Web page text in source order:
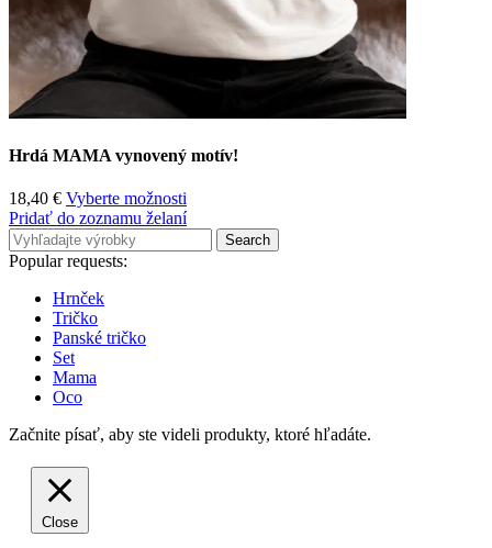
Hrdá MAMA vynovený motív!
18,40 € Vyberte možnosti
Pridať do zoznamu želaní
Search
Popular requests:
Hrnček
Tričko
Panské tričko
Set
Mama
Oco
Začnite písať, aby ste videli produkty, ktoré hľadáte.
Close